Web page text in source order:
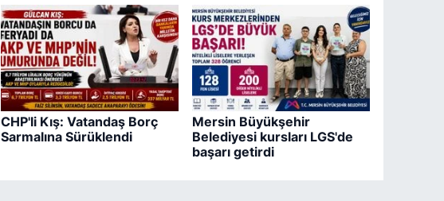
CHP'li Kış: Vatandaş Borç
Sarmalına Sürüklendi
Mersin Büyükşehir
Belediyesi kursları LGS'de
başarı getirdi